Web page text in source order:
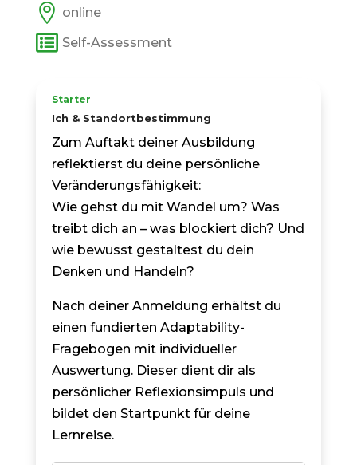
 online
 Self-Assessment
Starter
Ich & Standortbestimmung
Zum Auftakt deiner Ausbildung
reflektierst du deine persönliche
Veränderungsfähigkeit:
Wie gehst du mit Wandel um? Was
treibt dich an – was blockiert dich? Und
wie bewusst gestaltest du dein
Denken und Handeln?
Nach deiner Anmeldung erhältst du
einen fundierten Adaptability-
Fragebogen mit individueller
Auswertung. Dieser dient dir als
persönlicher Reflexionsimpuls und
bildet den Startpunkt für deine
Lernreise.